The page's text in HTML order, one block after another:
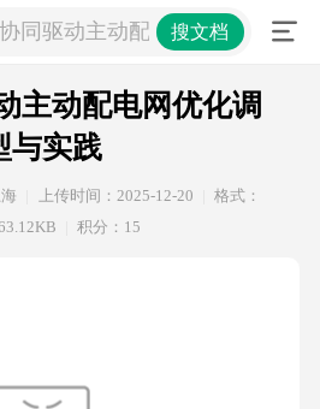
同驱动主动配电网优化调度：
搜文档
主动配电网优化调
与实践
上传时间：2025-12-20
格式：
积分：15